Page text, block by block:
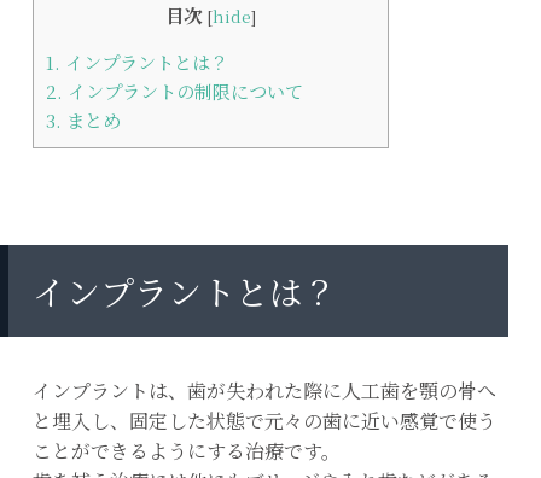
目次 [hide]
1. インプラントとは？
2. インプラントの制限について
3. まとめ
インプラントとは？
インプラントは、歯が失われた際に人工歯を顎の骨へ
と埋入し、固定した状態で元々の歯に近い感覚で使う
ことができるようにする治療です。